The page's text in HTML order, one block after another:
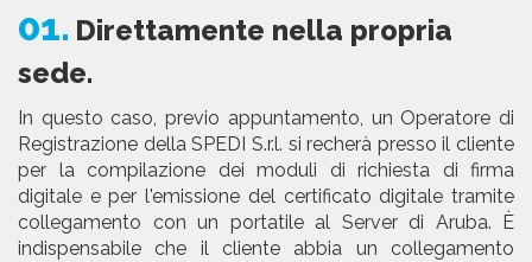
01. Direttamente nella propria
sede.
In questo caso, previo appuntamento, un Operatore di
Registrazione della SPEDI S.r.l. si recherà presso il cliente
per la compilazione dei moduli di richiesta di firma
digitale e per l'emissione del certificato digitale tramite
collegamento con un portatile al Server di Aruba. È
indispensabile che il cliente abbia un collegamento